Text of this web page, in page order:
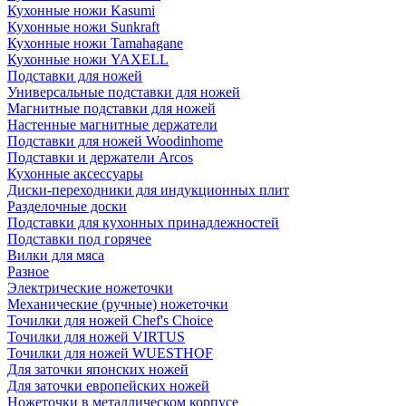
Кухонные ножи Kasumi
Кухонные ножи Sunkraft
Кухонные ножи Tamahagane
Кухонные ножи YAXELL
Подставки для ножей
Универсальные подставки для ножей
Магнитные подставки для ножей
Настенные магнитные держатели
Подставки для ножей Woodinhome
Подставки и держатели Arcos
Кухонные аксессуары
Диски-переходники для индукционных плит
Разделочные доски
Подставки для кухонных принадлежностей
Подставки под горячее
Вилки для мяса
Разное
Электрические ножеточки
Механические (ручные) ножеточки
Точилки для ножей Chef's Choice
Точилки для ножей VIRTUS
Точилки для ножей WUESTHOF
Для заточки японских ножей
Для заточки европейских ножей
Ножеточки в металлическом корпусе